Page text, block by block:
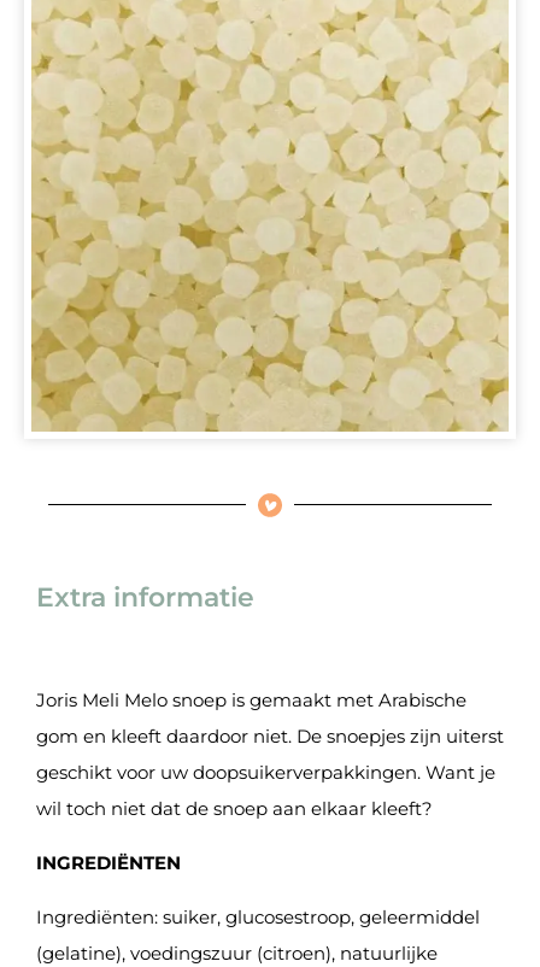
Extra informatie
Joris Meli Melo snoep is gemaakt met Arabische
gom en kleeft daardoor niet. De snoepjes zijn uiterst
geschikt voor uw doopsuikerverpakkingen. Want je
wil toch niet dat de snoep aan elkaar kleeft?
INGREDIËNTEN
Ingrediënten: suiker, glucosestroop, geleermiddel
(gelatine), voedingszuur (citroen), natuurlijke